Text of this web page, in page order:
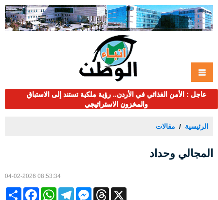
عاجل : الأمن الغذائي في الأردن.. رؤية ملكية تستند إلى الاستباق
والمخزون الاستراتيجي
الرئيسية مقالات
المجالي وحداد
04-02-2026 08:53:34
Share
FacebookWhatsAppTelegramMessengerThreads X